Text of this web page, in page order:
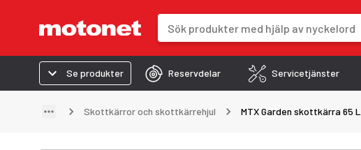
Se produkter
Reservdelar Servicetjänster
Skottkärror och skottkärrehjul MTX Garden skottkärra 65 L